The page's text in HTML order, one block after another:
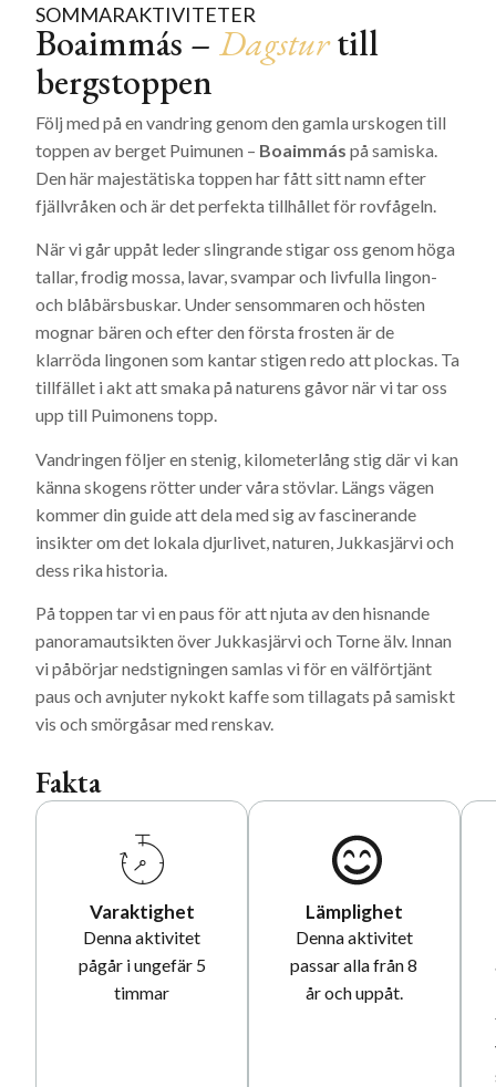
SOMMARAKTIVITETER
Boaimmás –Dagsturtill
bergstoppen
Följ med på en vandring genom den gamla urskogen till
toppen av berget Puimunen – Boaimmás på samiska.
Den här majestätiska toppen har fått sitt namn efter
fjällvråken och är det perfekta tillhållet för rovfågeln.
När vi går uppåt leder slingrande stigar oss genom höga
tallar, frodig mossa, lavar, svampar och livfulla lingon-
och blåbärsbuskar. Under sensommaren och hösten
mognar bären och efter den första frosten är de
klarröda lingonen som kantar stigen redo att plockas. Ta
tillfället i akt att smaka på naturens gåvor när vi tar oss
upp till Puimonens topp.
Vandringen följer en stenig, kilometerlång stig där vi kan
känna skogens rötter under våra stövlar. Längs vägen
kommer din guide att dela med sig av fascinerande
insikter om det lokala djurlivet, naturen, Jukkasjärvi och
dess rika historia.
På toppen tar vi en paus för att njuta av den hisnande
panoramautsikten över Jukkasjärvi och Torne älv. Innan
vi påbörjar nedstigningen samlas vi för en välförtjänt
paus och avnjuter nykokt kaffe som tillagats på samiskt
vis och smörgåsar med renskav.
Fakta
Varaktighet
Denna aktivitet
pågår i ungefär 5
timmar
Lämplighet
Denna aktivitet
passar alla från 8
år och uppåt.